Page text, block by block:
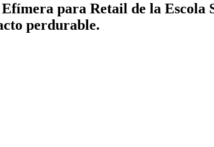
para Retail de la Escola
perdurable.